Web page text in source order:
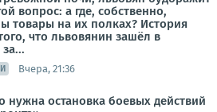
вопрос: а где, собственно,
товары на их полках? История
что львовянин зашёл в
Вчера, 21:36
нужна остановка боевых действий